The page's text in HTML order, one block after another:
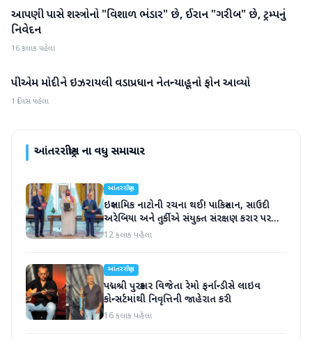
આંતરરાષ્ટ્રીય
આપણી પાસે શસ્ત્રોનો "વિશાળ ભંડાર" છે, ઈરાન "ગરીબ" છે, ટ્રમ્પનું
નિવેદન
16 કલાક પહેલા
આંતરરાષ્ટ્રીય
પીએમ મોદીને ઇઝરાયલી વડાપ્રધાન નેતન્યાહૂનો ફોન આવ્યો
1 દિવસ પહેલા
આંતરરાષ્ટ્રીયના વધુ સમાચાર
આંતરરાષ્ટ્રીય
ઇસ્લામિક નાટોની રચના થઈ! પાકિસ્તાન, સાઉદી
અરેબિયા અને તુર્કીએ સંયુક્ત સંરક્ષણ કરાર પર
હસ્તાક્ષર
12 કલાક પહેલા
આંતરરાષ્ટ્રીય
પદ્મશ્રી પુરસ્કાર વિજેતા રેમો ફર્નાન્ડીસે લાઇવ
કોન્સર્ટમાંથી નિવૃત્તિની જાહેરાત કરી
16 કલાક પહેલા